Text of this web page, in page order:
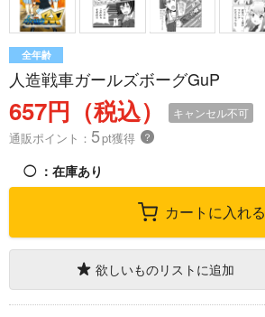
全年齢
人造戦車ガールズボーグGuP
657円（税込） キャンセル不可
通販ポイント： 5pt獲得 ？
◯ ：在庫あり
カートに入れる
欲しいものリストに追加